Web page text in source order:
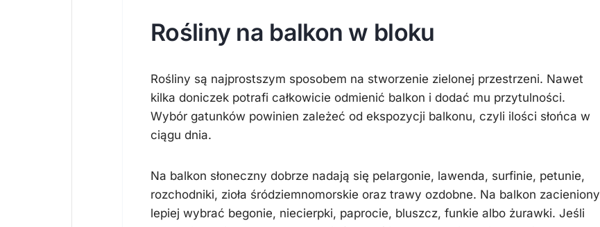
Rośliny na balkon w bloku
Rośliny są najprostszym sposobem na stworzenie zielonej przestrzeni. Nawet
kilka doniczek potrafi całkowicie odmienić balkon i dodać mu przytulności.
Wybór gatunków powinien zależeć od ekspozycji balkonu, czyli ilości słońca w
ciągu dnia.
Na balkon słoneczny dobrze nadają się pelargonie, lawenda, surfinie, petunie,
rozchodniki, zioła śródziemnomorskie oraz trawy ozdobne. Na balkon zacieniony
lepiej wybrać begonie, niecierpki, paprocie, bluszcz, funkie albo żurawki. Jeśli